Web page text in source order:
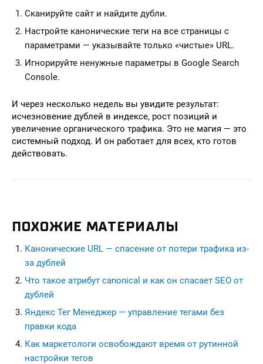
Сканируйте сайт и найдите дубли.
Настройте канонические теги на все страницы с
параметрами — указывайте только «чистые» URL.
Игнорируйте ненужные параметры в Google Search
Console.
И через несколько недель вы увидите результат:
исчезновение дублей в индексе, рост позиций и
увеличение органического трафика. Это не магия — это
системный подход. И он работает для всех, кто готов
действовать.
ПОХОЖИЕ МАТЕРИАЛЫ
Канонические URL — спасение от потери трафика из-
за дублей
Что такое атрибут canonical и как он спасает SEO от
дублей
Яндекс Тег Менеджер — управление тегами без
правки кода
Как маркетологи освобождают время от рутинной
настройки тегов